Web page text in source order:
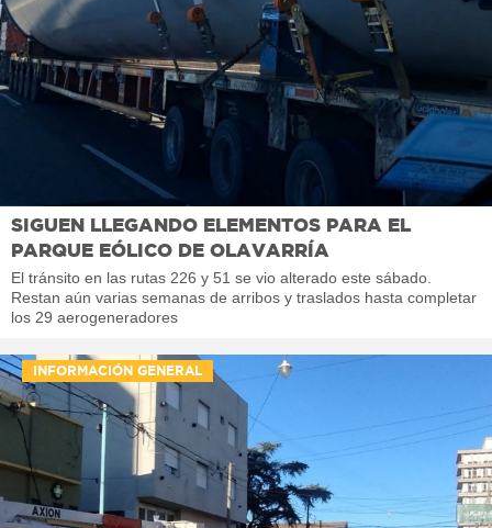
SIGUEN LLEGANDO ELEMENTOS PARA EL
PARQUE EÓLICO DE OLAVARRÍA
El tránsito en las rutas 226 y 51 se vio alterado este sábado.
Restan aún varias semanas de arribos y traslados hasta completar
los 29 aerogeneradores
INFORMACIÓN GENERAL